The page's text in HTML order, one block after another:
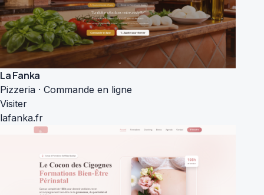
La Fanka
Pizzeria · Commande en ligne
Visiter
lafanka.fr